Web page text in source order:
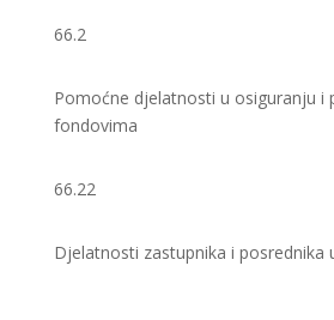
66.2
Pomoćne djelatnosti u osiguranju i
fondovima
66.22
Djelatnosti zastupnika i posrednika